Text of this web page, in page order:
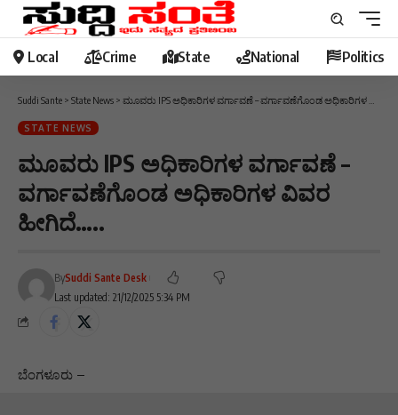
Local Crime State National Politics
Suddi Sante > State News > ಮೂವರು IPS ಅಧಿಕಾರಿಗಳ ವರ್ಗಾವಣೆ – ವರ್ಗಾವಣೆಗೊಂಡ ಅಧಿಕಾರಿಗಳ ವಿವರ ಹೀಗಿದೆ…..
STATE NEWS
ಮೂವರು IPS ಅಧಿಕಾರಿಗಳ ವರ್ಗಾವಣೆ –
ವರ್ಗಾವಣೆಗೊಂಡ ಅಧಿಕಾರಿಗಳ ವಿವರ
ಹೀಗಿದೆ…..
Last updated: 21/12/2025 5:34 PM
BySuddi Sante Desk
ಬೆಂಗಳೂರು –